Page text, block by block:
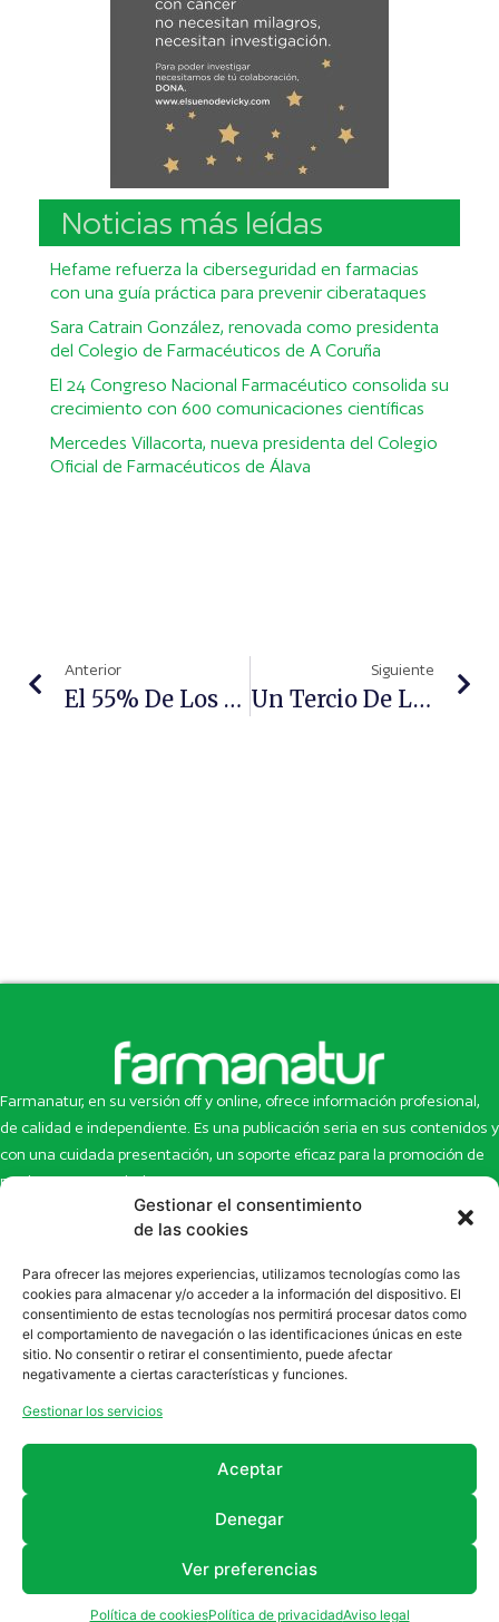
Gestionar el consentimiento
de las cookies
Para ofrecer las mejores experiencias, utilizamos tecnologías como las
cookies para almacenar y/o acceder a la información del dispositivo. El
consentimiento de estas tecnologías nos permitirá procesar datos como
el comportamiento de navegación o las identificaciones únicas en este
sitio. No consentir o retirar el consentimiento, puede afectar
negativamente a ciertas características y funciones.
Gestionar los servicios
Aceptar
Denegar
Ver preferencias
Política de cookiesPolítica de privacidadAviso legal
Noticias más leídas
Hefame refuerza la ciberseguridad en farmacias
con una guía práctica para prevenir ciberataques
Sara Catrain González, renovada como presidenta
del Colegio de Farmacéuticos de A Coruña
El 24 Congreso Nacional Farmacéutico consolida su
crecimiento con 600 comunicaciones científicas
Mercedes Villacorta, nueva presidenta del Colegio
Oficial de Farmacéuticos de Álava
Anterior
El 55% De Los Pacientes Con Diabetes Busca Información En Internet Antes De Salir De Viaje
Siguiente
Un Tercio De Las Intoxicaciones Alimentarias En Europa Se Producen En El Hogar
Farmanatur, en su versión off y online, ofrece información profesional,
de calidad e independiente. Es una publicación seria en sus contenidos y
con una cuidada presentación, un soporte eficaz para la promoción de
productos y novedades.
Inicio
Newsletter
Eco Multimedia
Contacto
Artículos
Escaparate
Enlaces de interés
SUSCRÍBETE A NUESTRO NEWSLETTER
la sección deNewsletter
Revista Farmanatur